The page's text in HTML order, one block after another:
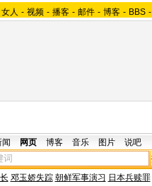
女人 - 视频 - 播客 - 邮件 - 博客 - BBS -
闻 网页 博客 音乐 图片 说吧
邓玉娇失踪 朝鲜军事演习 日本兵赎罪